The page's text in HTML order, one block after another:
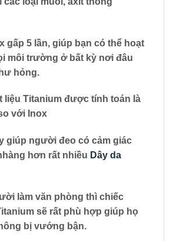
gấp 5 lần, giúp bạn có thể hoạt
môi trường ở bất kỳ nơi đâu
hỏng.
liệu Titanium được tính toán là
với Inox
giúp người đeo có cảm giác
hơn rất nhiều Dây da
làm văn phòng thì chiếc
sẽ rất phù hợp giúp họ
bị vướng bận.